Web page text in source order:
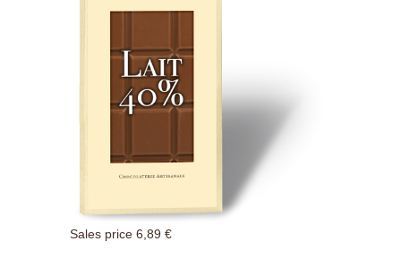
Sales price 6,89 €